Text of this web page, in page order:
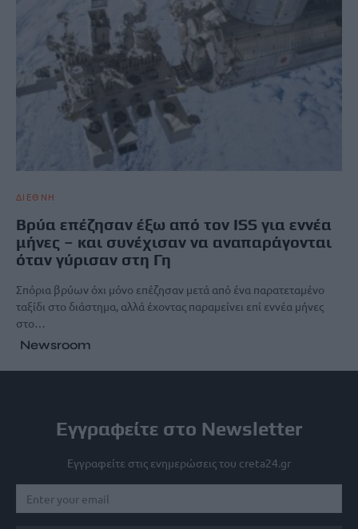
ΔΙΕΘΝΗ
Βρύα επέζησαν έξω από τον ISS για εννέα
μήνες – και συνέχισαν να αναπαράγονται
όταν γύρισαν στη Γη
Σπόρια βρύων όχι μόνο επέζησαν μετά από ένα παρατεταμένο
ταξίδι στο διάστημα, αλλά έχοντας παραμείνει επί εννέα μήνες
στο…
Newsroom
Εγγραφείτε στο Newsletter
Εγγραφείτε στις ενημερώσεις του creta24.gr